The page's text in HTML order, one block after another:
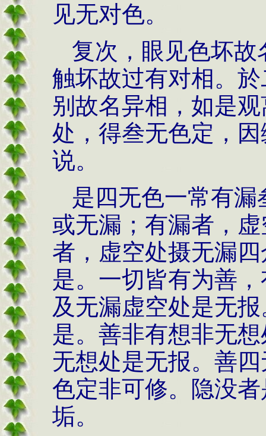
见无对色。
复次，眼见色坏
触坏故过有对相。
别故名异相，如是
处，得叁无色定，
说。
是四无色一常有
或无漏；有漏者，
者，虚空处摄无漏
是。一切皆有为善
及无漏虚空处是无
是。善非有想非无
无想处是无报。善
色定非可修。隐没
垢。